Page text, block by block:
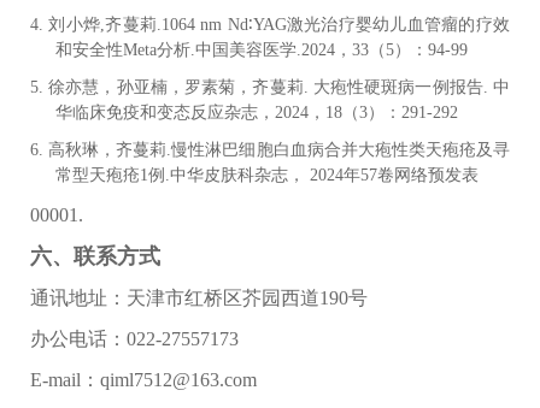
4.刘小烨 ,齐蔓莉.1064 nm Nd∶YAG激光治疗婴幼儿血管瘤的疗效
和安全性Meta分析.中国美容医学.2024，33（5）：94-99
5.徐亦慧，孙亚楠，罗素菊，齐蔓莉 . 大疱性硬斑病一例报告. 中
华临床免疫和变态反应杂志，2024，18（3）：291-292
6.高秋琳，齐蔓莉 .慢性淋巴细胞白血病合并大疱性类天疱疮及寻
常型天疱疮1例.中华皮肤科杂志， 2024年57卷网络预发表
00001.
六、联系方式
通讯地址：天津市红桥区芥园西道190号
办公电话： 022-27557173
E-mail：qiml7512@163.com